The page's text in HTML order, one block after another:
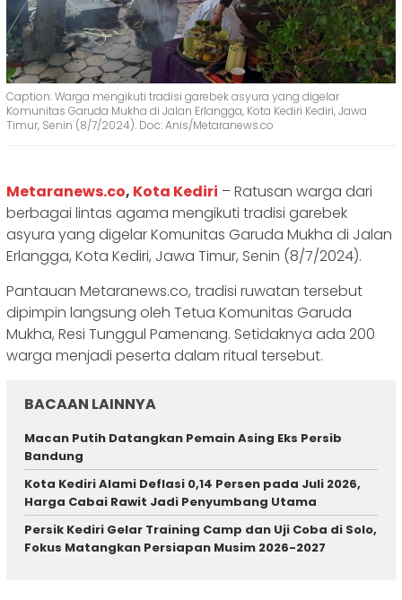
Caption: Warga mengikuti tradisi garebek asyura yang digelar
Komunitas Garuda Mukha di Jalan Erlangga, Kota Kediri Kediri, Jawa
Timur, Senin (8/7/2024). Doc: Anis/Metaranews.co
Metaranews.co, Kota Kediri – Ratusan warga dari
berbagai lintas agama mengikuti tradisi garebek
asyura yang digelar Komunitas Garuda Mukha di Jalan
Erlangga, Kota Kediri, Jawa Timur, Senin (8/7/2024).
Pantauan Metaranews.co, tradisi ruwatan tersebut
dipimpin langsung oleh Tetua Komunitas Garuda
Mukha, Resi Tunggul Pamenang. Setidaknya ada 200
warga menjadi peserta dalam ritual tersebut.
BACAAN LAINNYA
Macan Putih Datangkan Pemain Asing Eks Persib
Bandung
Kota Kediri Alami Deflasi 0,14 Persen pada Juli 2026,
Harga Cabai Rawit Jadi Penyumbang Utama
Persik Kediri Gelar Training Camp dan Uji Coba di Solo,
Fokus Matangkan Persiapan Musim 2026-2027